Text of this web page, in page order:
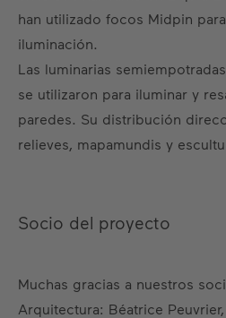
han utilizado focos Midpin
iluminación.
Las luminarias
se utilizaron para iluminar y
paredes. Su distribución
relieves, mapamundis y
Socio del proyecto
Muchas gracias a nuestros
Arquitectura: Béatrice Peuvrier,